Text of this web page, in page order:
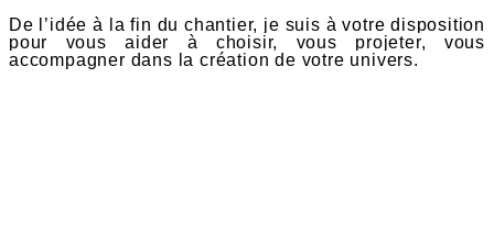
De l’idée à la fin du chantier, je suis à votre disposition
pour vous aider à choisir, vous projeter, vous
accompagner dans la création de votre univers.